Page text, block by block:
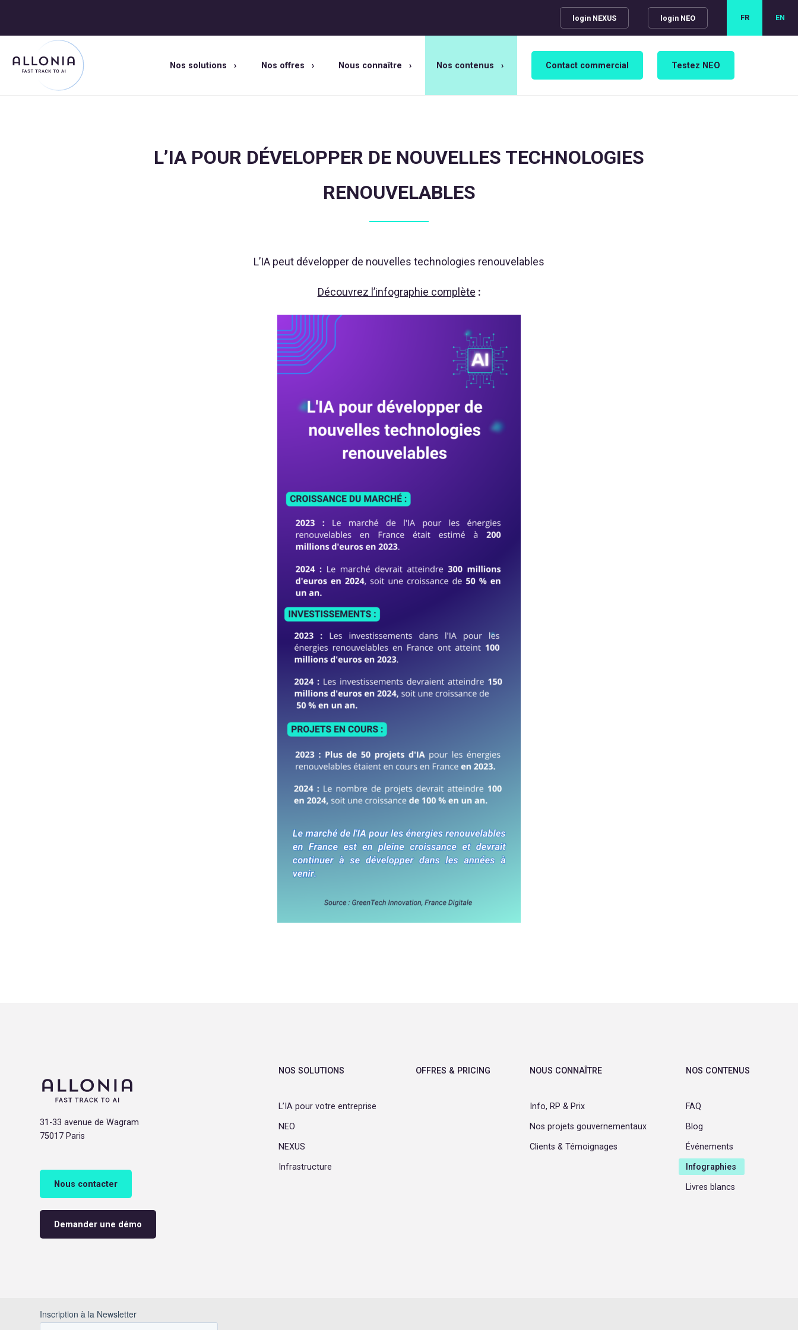
login NEXUS login NEO FR EN
Nos solutions Nos offres Nous connaître Nos contenus Contact commercial Testez NEO
L’IA POUR DÉVELOPPER DE NOUVELLES TECHNOLOGIES
RENOUVELABLES
L’IA peut développer de nouvelles technologies renouvelables
Découvrez l’infographie complète :
31-33 avenue de Wagram
75017 Paris
Nous contacter
Demander une démo
NOS SOLUTIONS
L’IA pour votre entreprise
NEO
NEXUS
Infrastructure
OFFRES & PRICING NOUS CONNAÎTRE
Info, RP & Prix
Nos projets gouvernementaux
Clients & Témoignages
NOS CONTENUS
FAQ
Blog
Événements
Infographies
Livres blancs